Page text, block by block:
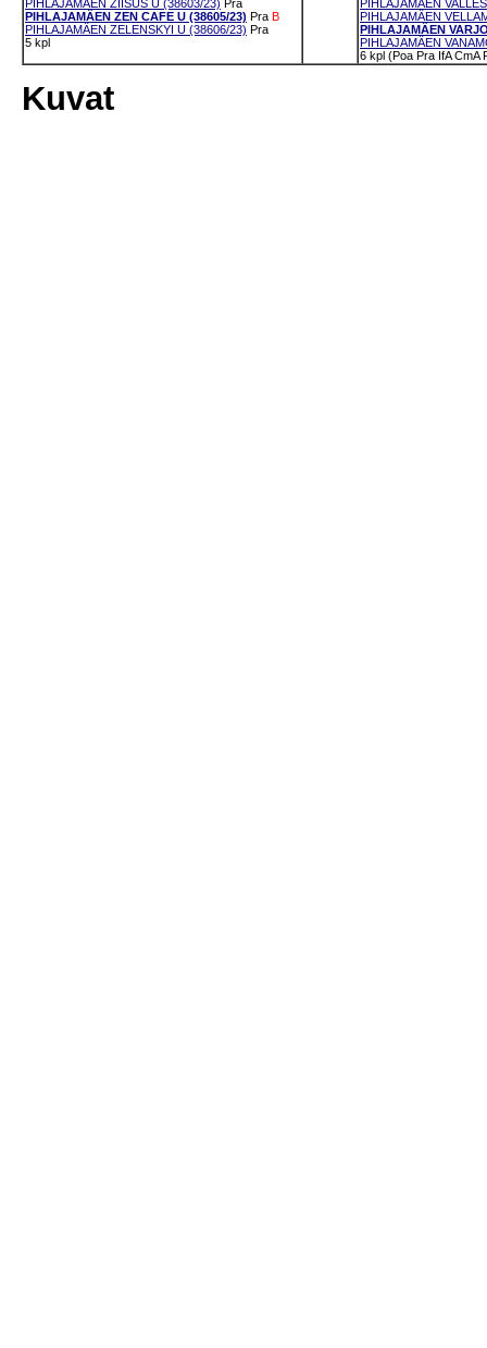
PIHLAJAMÄEN ZIISUS U (38603/23) Pra
PIHLAJAMÄEN ZEN CAFE U (38605/23) Pra B
PIHLAJAMÄEN ZELENSKYI U (38606/23) Pra
5 kpl
PIHLAJAMÄEN
PIHLAJAMÄEN
PIHLAJAMÄEN
PIHLAJAMÄEN
6 kpl (Poa Pra IfA CmA
Kuvat